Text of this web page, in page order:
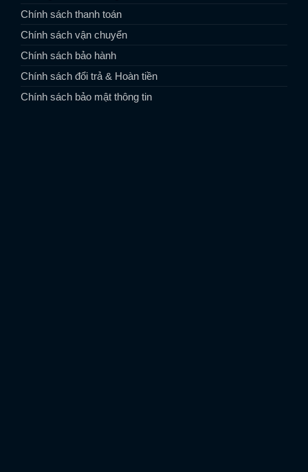
Chính sách thanh toán
Chính sách vận chuyển
Chính sách bảo hành
Chính sách đổi trả & Hoàn tiền
Chính sách bảo mật thông tin